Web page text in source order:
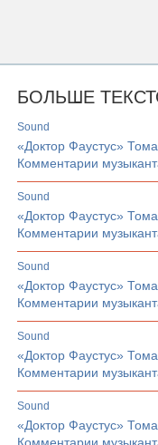
БОЛЬШЕ
sound
«Доктор Фаустус»
Комментарии
sound
«Доктор Фаустус»
Комментарии
sound
«Доктор Фаустус»
Комментарии
sound
«Доктор Фаустус»
Комментарии
sound
«Доктор Фаустус»